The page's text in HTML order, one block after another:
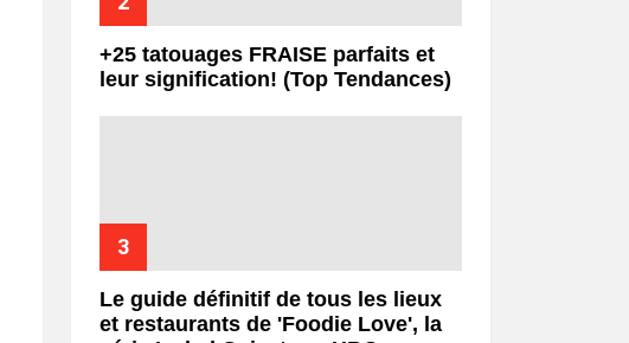
+25 tatouages ​​FRAISE parfaits et
leur signification! (Top Tendances)
Le guide définitif de tous les lieux
et restaurants de 'Foodie Love', la